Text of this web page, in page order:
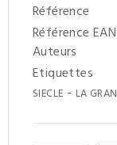
Référence
Référence EAN
Auteurs
Etiquettes
SIECLE - LA